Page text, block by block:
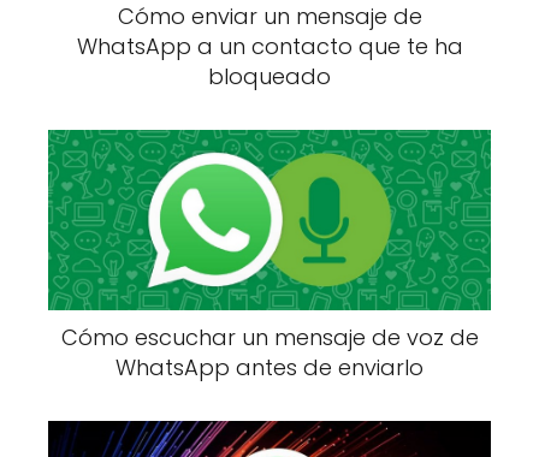
Cómo enviar un mensaje de
WhatsApp a un contacto que te ha
bloqueado
Cómo escuchar un mensaje de voz de
WhatsApp antes de enviarlo